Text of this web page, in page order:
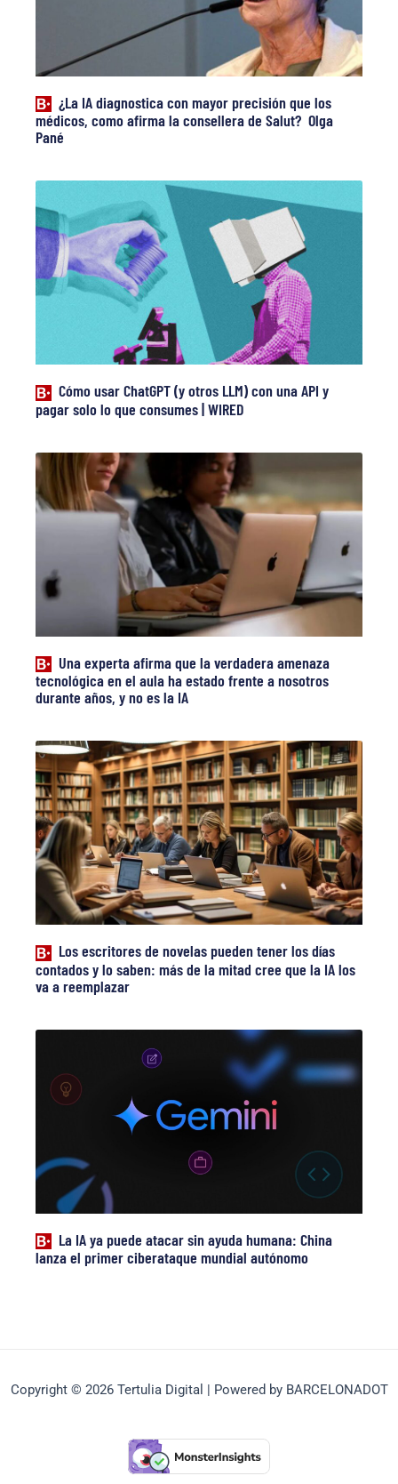
¿La IA diagnostica con mayor precisión que los
médicos, como afirma la consellera de Salut? Olga
Pané
Cómo usar ChatGPT (y otros LLM) con una API y
pagar solo lo que consumes | WIRED
Una experta afirma que la verdadera amenaza
tecnológica en el aula ha estado frente a nosotros
durante años, y no es la IA
Los escritores de novelas pueden tener los días
contados y lo saben: más de la mitad cree que la IA los
va a reemplazar
La IA ya puede atacar sin ayuda humana: China
lanza el primer ciberataque mundial autónomo
Copyright © 2026 Tertulia Digital | Powered by BARCELONADOT